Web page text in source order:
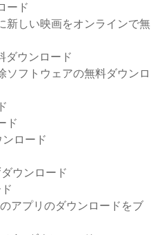
ード
新しい映画をオンラインで無
ダウンロード
ソフトウェアの無料ダウンロ
ド
ロード
ウンロード
アプリのダウンロードをブ